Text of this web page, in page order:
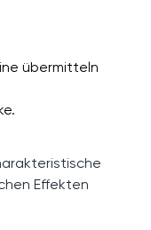
übermitteln
Effekten